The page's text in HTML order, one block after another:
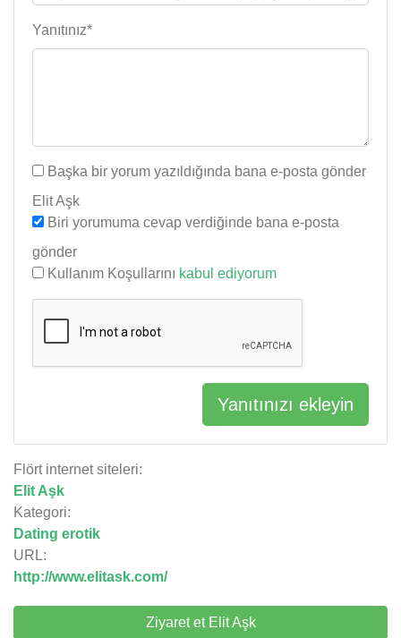
Flört internet siteleri:
Elit Aşk
Kategori:
Dating erotik
URL:
http://www.elitask.com/
Ziyaret et Elit Aşk
Yanıtınız*
Başka bir yorum yazıldığında bana e-posta gönder
Elit Aşk
Biri yorumuma cevap verdiğinde bana e-posta
gönder
Kullanım Koşullarını kabul ediyorum
Yanıtınızı ekleyin